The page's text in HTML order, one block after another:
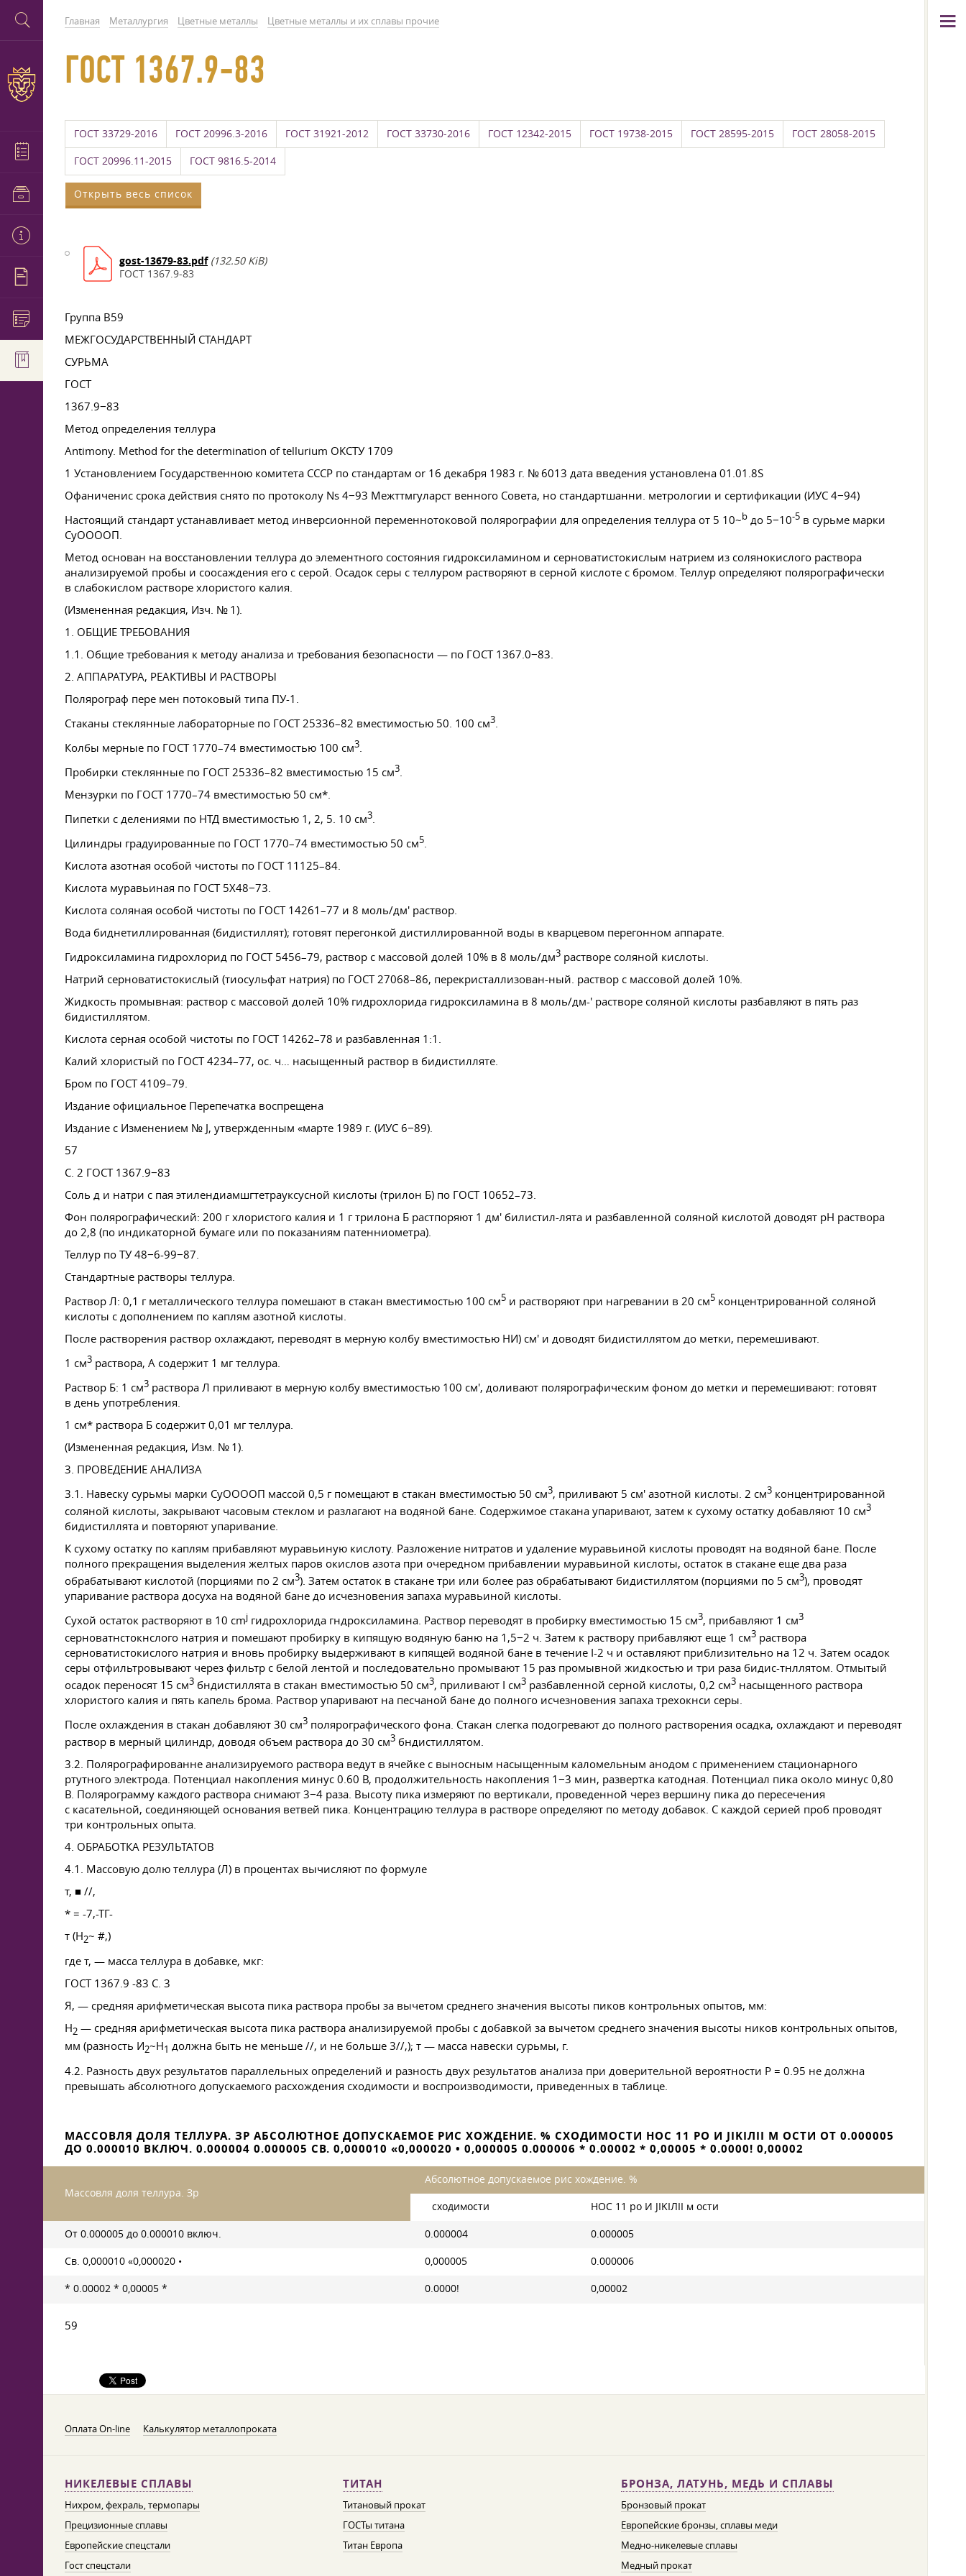
Главная Металлургия Цветные металлы Цветные металлы и их сплавы прочие
ГОСТ 1367.9-83
ГОСТ 33729-2016 ГОСТ 20996.3-2016 ГОСТ 31921-2012 ГОСТ 33730-2016 ГОСТ 12342-2015 ГОСТ 19738-2015 ГОСТ 28595-2015 ГОСТ 28058-2015
ГОСТ 20996.11-2015 ГОСТ 9816.5-2014
Открыть весь список
gost-13679-83.pdf (132.50 KiB)
ГОСТ 1367.9-83
Группа В59
МЕЖГОСУДАРСТВЕННЫЙ СТАНДАРТ
СУРЬМА
ГОСТ
1367.9−83
Метод определения теллура
Antimony. Method for the determination of tellurium ОКСТУ 1709
1 Установлением Государственною комитета СССР по стандартам or 16 декабря 1983 г. № 6013 дата введения установлена 01.01.8S
Офаниченис срока действия снято по протоколу Ns 4−93 Межттмгуларст венного Совета, но стандартшанни. метрологии и сертификации (ИУС 4−94)
Настоящий стандарт устанавливает метод инверсионной переменнотоковой полярографии для определения теллура от 5 10~b до 5−10-5 в сурьме марки
СуООООП.
Метод основан на восстановлении теллура до элементного состояния гидроксиламином и серноватистокислым натрием из солянокислого раствора
анализируемой пробы и соосаждения его с серой. Осадок серы с теллуром растворяют в серной кислоте с бромом. Теллур определяют полярографически
в слабокислом растворе хлористого калия.
(Измененная редакция, Изч. № 1).
1. ОБЩИЕ ТРЕБОВАНИЯ
1.1. Общие требования к методу анализа и требования безопасности — по ГОСТ 1367.0−83.
2. АППАРАТУРА, РЕАКТИВЫ И РАСТВОРЫ
Полярограф пере мен потоковый типа ПУ-1.
Стаканы стеклянные лабораторные по ГОСТ 25336–82 вместимостью 50. 100 см3.
Колбы мерные по ГОСТ 1770–74 вместимостью 100 см3.
Пробирки стеклянные по ГОСТ 25336–82 вместимостью 15 см3.
Мензурки по ГОСТ 1770–74 вместимостью 50 см*.
Пипетки с делениями по НТД вместимостью 1, 2, 5. 10 см3.
Цилиндры градуированные по ГОСТ 1770–74 вместимостью 50 см5.
Кислота азотная особой чистоты по ГОСТ 11125–84.
Кислота муравьиная по ГОСТ 5X48−73.
Кислота соляная особой чистоты по ГОСТ 14261–77 и 8 моль/дм' раствор.
Вода биднетиллированная (бидистиллят); готовят перегонкой дистиллированной воды в кварцевом перегонном аппарате.
Гидроксиламина гидрохлорид по ГОСТ 5456–79, раствор с массовой долей 10% в 8 моль/дм3 растворе соляной кислоты.
Натрий серноватистокислый (тиосульфат натрия) по ГОСТ 27068–86, перекристаллизован-ный. раствор с массовой долей 10%.
Жидкость промывная: раствор с массовой долей 10% гидрохлорида гидроксиламина в 8 моль/дм-' растворе соляной кислоты разбавляют в пять раз
бидистиллятом.
Кислота серная особой чистоты по ГОСТ 14262–78 и разбавленная 1:1.
Калий хлористый по ГОСТ 4234–77, ос. ч… насыщенный раствор в бидистилляте.
Бром по ГОСТ 4109–79.
Издание официальное Перепечатка воспрещена
Издание с Изменением № J, утвержденным «марте 1989 г. (ИУС 6−89).
57
С. 2 ГОСТ 1367.9−83
Соль д и натри с пая этилендиамшгтетрауксусной кислоты (трилон Б) по ГОСТ 10652–73.
Фон полярографический: 200 г хлористого калия и 1 г трилона Б растпоряют 1 дм' билистил-лята и разбавленной соляной кислотой доводят pH раствора
до 2,8 (по индикаторной бумаге или по показаниям патенниометра).
Теллур по ТУ 48−6-99−87.
Стандартные растворы теллура.
Раствор Л: 0,1 г металлического теллура помешают в стакан вместимостью 100 см5 и растворяют при нагревании в 20 см5 концентрированной соляной
кислоты с дополнением по каплям азотной кислоты.
После растворения раствор охлаждают, переводят в мерную колбу вместимостью НИ) см' и доводят бидистиллятом до метки, перемешивают.
1 см3 раствора, А содержит 1 мг теллура.
Раствор Б: 1 см3 раствора Л приливают в мерную колбу вместимостью 100 см', доливают полярографическим фоном до метки и перемешивают: готовят
в день употребления.
1 см* раствора Б содержит 0,01 мг теллура.
(Измененная редакция, Изм. № 1).
3. ПРОВЕДЕНИЕ АНАЛИЗА
3.1. Навеску сурьмы марки СуООООП массой 0,5 г помещают в стакан вместимостью 50 см3, приливают 5 см' азотной кислоты. 2 см3 концентрированной
соляной кислоты, закрывают часовым стеклом и разлагают на водяной бане. Содержимое стакана упаривают, затем к сухому остатку добавляют 10 см3
бидистиллята и повторяют упаривание.
К сухому остатку по каплям прибавляют муравьиную кислоту. Разложение нитратов и удаление муравьиной кислоты проводят на водяной бане. После
полного прекращения выделения желтых паров окислов азота при очередном прибавлении муравьиной кислоты, остаток в стакане еще два раза
обрабатывают кислотой (порциями по 2 см3). Затем остаток в стакане три или более раз обрабатывают бидистиллятом (порциями по 5 см3), проводят
упаривание раствора досуха на водяной бане до исчезновения запаха муравьиной кислоты.
Сухой остаток растворяют в 10 cmj гидрохлорида гндроксиламина. Раствор переводят в пробирку вместимостью 15 см3, прибавляют 1 см3
серноватнстокнслого натрия и помешают пробирку в кипящую водяную баню на 1,5−2 ч. Затем к раствору прибавляют еще 1 см3 раствора
серноватистокислого натрия и вновь пробирку выдерживают в кипящей водяной бане в течение I-2 ч и оставляют приблизительно на 12 ч. Затем осадок
серы отфильтровывают через фильтр с белой лентой и последовательно промывают 15 раз промывной жидкостью и три раза бидис-тнллятом. Отмытый
осадок переносят 15 см3 бндистиллята в стакан вместимостью 50 см3, приливают I см3 разбавленной серной кислоты, 0,2 см3 насыщенного раствора
хлористого калия и пять капель брома. Раствор упаривают на песчаной бане до полного исчезновения запаха трехокнси серы.
После охлаждения в стакан добавляют 30 см3 полярографического фона. Стакан слегка подогревают до полного растворения осадка, охлаждают и переводят
раствор в мерный цилиндр, доводя объем раствора до 30 см3 бндистиллятом.
3.2. Полярографированне анализируемого раствора ведут в ячейке с выносным насыщенным каломельным анодом с применением стационарного
ртутного электрода. Потенциал накопления минус 0.60 В, продолжительность накопления 1−3 мин, развертка катодная. Потенциал пика около минус 0,80
В. Полярограмму каждого раствора снимают 3−4 раза. Высоту пика измеряют по вертикали, проведенной через вершину пика до пересечения
с касательной, соединяющей основания ветвей пика. Концентрацию теллура в растворе определяют по методу добавок. С каждой серией проб проводят
три контрольных опыта.
4. ОБРАБОТКА РЕЗУЛЬТАТОВ
4.1. Массовую долю теллура (Л) в процентах вычисляют по формуле
т, ■ //,
* = -7,-ТГ-
т (Н2~ #,)
где т, — масса теллура в добавке, мкг:
ГОСТ 1367.9 -83 С. 3
Я, — средняя арифметическая высота пика раствора пробы за вычетом среднего значения высоты пиков контрольных опытов, мм:
Н2 — средняя арифметическая высота пика раствора анализируемой пробы с добавкой за вычетом среднего значения высоты ников контрольных опытов,
мм (разность И2~Н1 должна быть не меньше //, и не больше 3//,); т — масса навески сурьмы, г.
4.2. Разность двух результатов параллельных определений и разность двух результатов анализа при доверительной вероятности Р = 0.95 не должна
превышать абсолютного допускаемого расхождения сходимости и воспроизводимости, приведенных в таблице.
МАССОВЛЯ ДОЛЯ ТЕЛЛУРА. ЗР АБСОЛЮТНОЕ ДОПУСКАЕМОЕ РИС ХОЖДЕНИЕ. % СХОДИМОСТИ НОС 11 РО И JIKIЛII М ОСТИ ОТ 0.000005
ДО 0.000010 ВКЛЮЧ. 0.000004 0.000005 СВ. 0,000010 «0,000020 • 0,000005 0.000006 * 0.00002 * 0,00005 * 0.0000! 0,00002
Массовля доля теллура. Зр
Абсолютное допускаемое рис хождение. %
сходимости НОС 11 ро И JIKIЛII м ости
От 0.000005 до 0.000010 включ. 0.000004 0.000005
Св. 0,000010 «0,000020 • 0,000005 0.000006
* 0.00002 * 0,00005 * 0.0000! 0,00002
59
Оплата On-line Калькулятор металлопроката
НИКЕЛЕВЫЕ СПЛАВЫ
Нихром, фехраль, термопары
Прецизионные сплавы
Европейские спецстали
Гост спецстали
ТИТАН
Титановый прокат
ГОСТы титана
Титан Европа
БРОНЗА, ЛАТУНЬ, МЕДЬ И СПЛАВЫ
Бронзовый прокат
Европейские бронзы, сплавы меди
Медно-никелевые сплавы
Медный прокат